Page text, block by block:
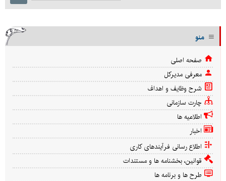
منو
صفحه اصلی
معرفی مدیرکل
شرح وظایف و اهداف
چارت سازمانی
اطلاعیه ها
اخبار
اطلاع رسانی فرآیندهای کاری
قوانین، بخشنامه ها و مستندات
طرح ها و برنامه ها